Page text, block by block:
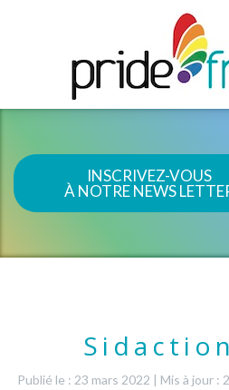
INSCRIVEZ-VOUS
À NOTRE NEWS
Publié le : 23 mars 2022 | Mis à jour :